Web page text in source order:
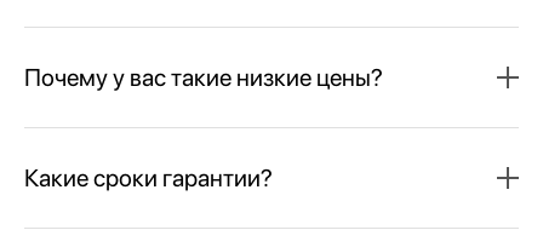
Почему у вас такие низкие цены?
Какие сроки гарантии?